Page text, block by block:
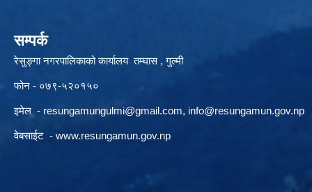
सम्पर्क
रेसुङ्गा नगरपालिकाको कार्यालय तम्घास , गुल्मी
फोन - ०७९-५२०१५०
इमेल - resungamungulmi@gmail.com, info@resungamun.gov.np
वेबसाईट - www.resungamun.gov.np